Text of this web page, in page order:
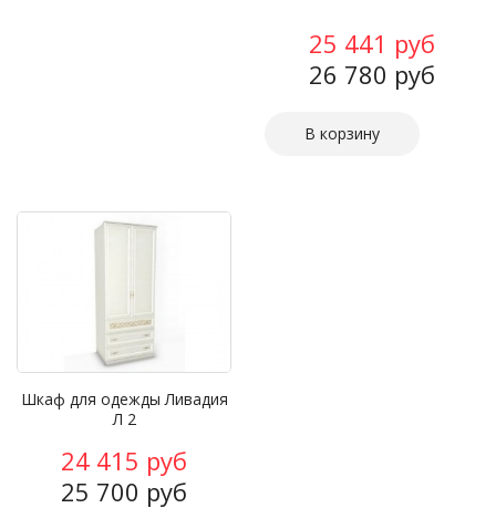
25 441 руб
26 780 руб
Шкаф для одежды Ливадия
Л 2
24 415 руб
25 700 руб